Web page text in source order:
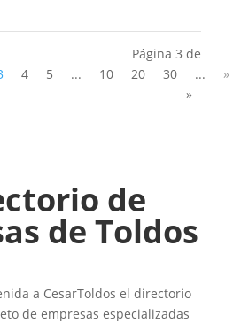
Página 3 de
4 5 ... 10 20 30 ...
»
»
de
de Toldos
a CesarToldos el directorio
de empresas especializadas